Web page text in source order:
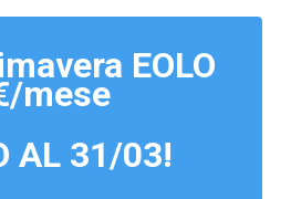
EOLO
mese
AL 31/03!